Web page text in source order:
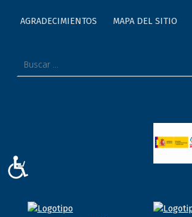
AGRADECIMIENTOS MAPA DEL SITIO